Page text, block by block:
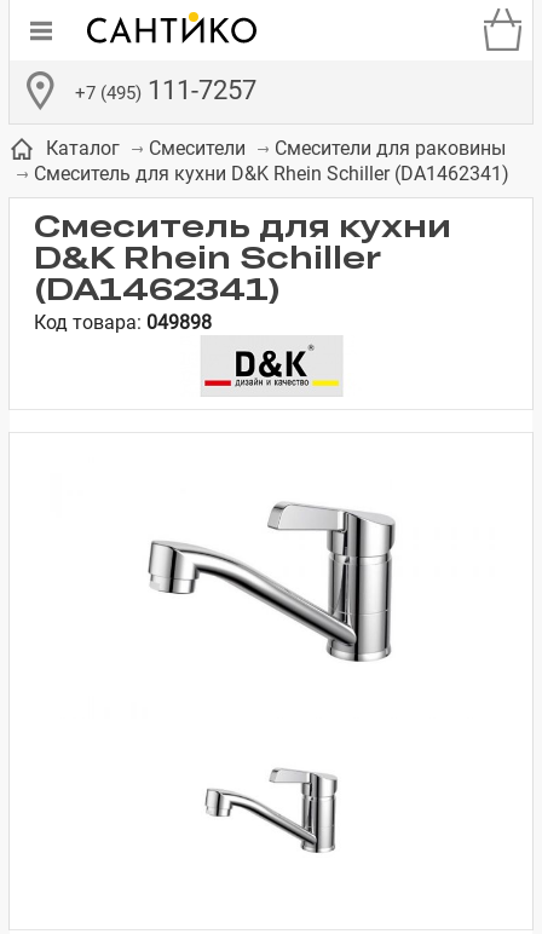
+7 (495) 111-7257
Бачки для
унитазов
Сиденья для
унитазов
Смесители для
встраиваемых
Зеркало-шкаф
Полки в ванную
Каталог Смесители
Смесители для раковины
Смеситель для кухни D&K Rhein Schiller (DA1462341)
Смеситель для кухни
D&K Rhein Schiller
(DA1462341)
Код товара: 049898